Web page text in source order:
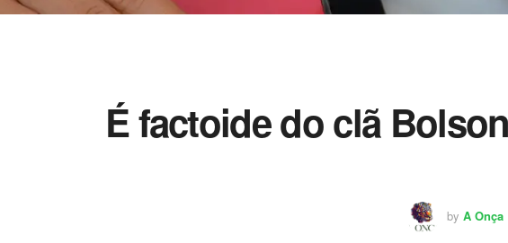
É factoide do clã
by A Onça